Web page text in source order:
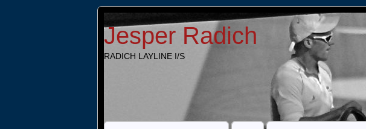
Jesper Radich
RADICH LAYLINE I/S